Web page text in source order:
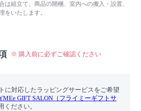
は組立て、商品の開梱、室内への搬入・設置、
をいたします。
※ 購入前に必ずご確認ください
に対応したラッピングサービスをご希望
GIFT SALON（フライミーギフトサ
ください。